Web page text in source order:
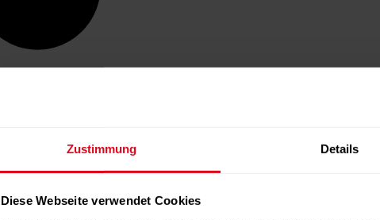
Zustimmung Details
Diese Webseite verwendet Cookies